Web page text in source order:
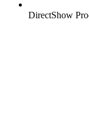
DirectShow